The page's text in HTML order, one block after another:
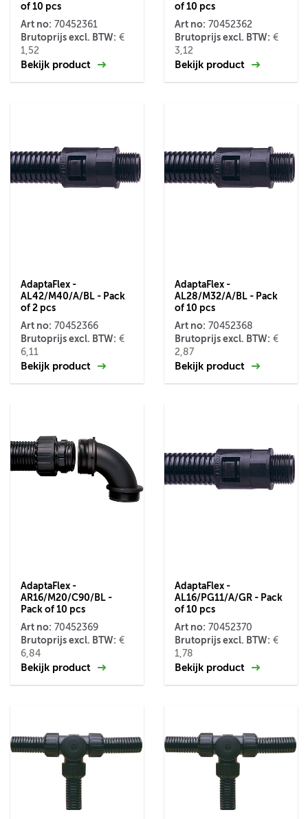
of 10 pcs
Art no: 70452361
Brutoprijs excl. BTW: €
1,52
Bekijk product
of 10 pcs
Art no: 70452362
Brutoprijs excl. BTW: €
3,12
Bekijk product
AdaptaFlex -
AL42/M40/A/BL - Pack
of 2 pcs
Art no: 70452366
Brutoprijs excl. BTW: €
6,11
Bekijk product
AdaptaFlex -
AL28/M32/A/BL - Pack
of 10 pcs
Art no: 70452368
Brutoprijs excl. BTW: €
2,87
Bekijk product
AdaptaFlex -
AR16/M20/C90/BL -
Pack of 10 pcs
Art no: 70452369
Brutoprijs excl. BTW: €
6,84
Bekijk product
AdaptaFlex -
AL16/PG11/A/GR - Pack
of 10 pcs
Art no: 70452370
Brutoprijs excl. BTW: €
1,78
Bekijk product